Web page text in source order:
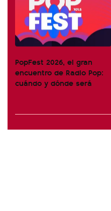
PopFest 2026, el gran
encuentro de Radio Pop:
cuándo y dónde será